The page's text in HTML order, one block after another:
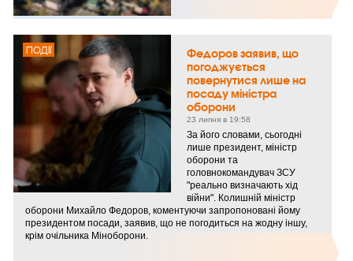
ПОДІЇ
Федоров заявив, що
погоджується
повернутися лише на
посаду міністра
оборони
23 липня в 19:58
За його словами, сьогодні
лише президент, міністр
оборони та
головнокомандувач ЗСУ
"реально визначають хід
війни". Колишній міністр
оборони Михайло Федоров, коментуючи запропоновані йому
президентом посади, заявив, що не погодиться на жодну іншу,
крім очільника Міноборони.